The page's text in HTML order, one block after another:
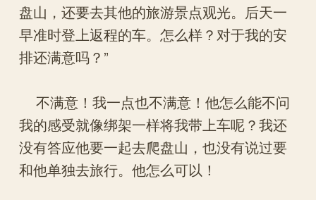
盘山，还要去其他的旅游景点观光。后天一
早准时登上返程的车。怎么样？对于我的安
排还满意吗？”
不满意！我一点也不满意！他怎么能不问
我的感受就像绑架一样将我带上车呢？我还
没有答应他要一起去爬盘山，也没有说过要
和他单独去旅行。他怎么可以！